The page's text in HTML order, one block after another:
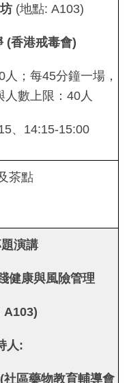
(地點: A103)
(香港戒毒會)
；每45分鐘一場，
數上限：40人
、14:15-15:00
茶點
演講
健康與風險管理
A103)
人 :
(社區藥物教育輔導會